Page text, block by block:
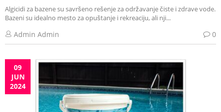
Algicidi za bazene su savršeno rešenje za održavanje čiste i zdrave vode.
Bazeni su idealno mesto za opuštanje i rekreaciju, ali nji...
Admin Admin 0
09
JUN
2024